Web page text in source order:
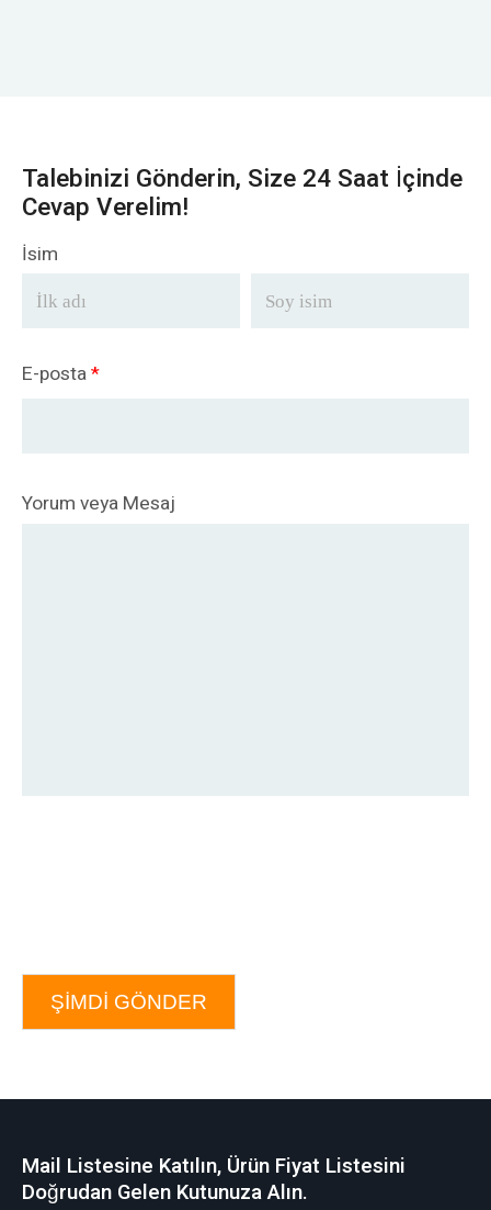
Talebinizi Gönderin, Size 24 Saat İçinde
Cevap Verelim!
İsim
E-posta*
Yorum veya Mesaj
ŞIMDI GÖNDER
Mail Listesine Katılın, Ürün Fiyat Listesini
Doğrudan Gelen Kutunuza Alın.